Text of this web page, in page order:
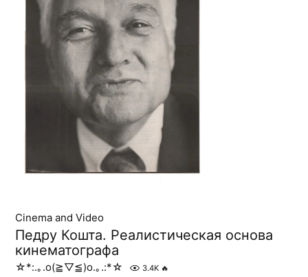
Cinema and Video
Педру Кошта. Реалистическая основа
кинематографа
☆*:.｡.o(≧▽≦)o.｡.:*☆ 3.4K 🔥